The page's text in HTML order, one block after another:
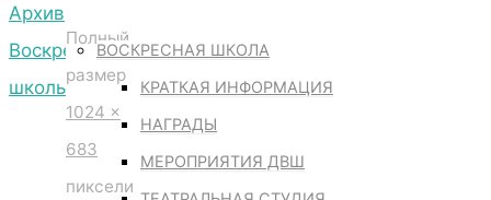
ВОСКРЕСНАЯ ШКОЛА
КРАТКАЯ ИНФОРМАЦИЯ
НАГРАДЫ
МЕРОПРИЯТИЯ ДВШ
Архив
Воскресной
школы
IMG_6906
Полный
размер
1024 ×
683
пиксели